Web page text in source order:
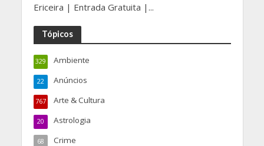
Ericeira | Entrada Gratuita |...
Tópicos
Ambiente
329
Anúncios
22
Arte & Cultura
767
Astrologia
20
Crime
68